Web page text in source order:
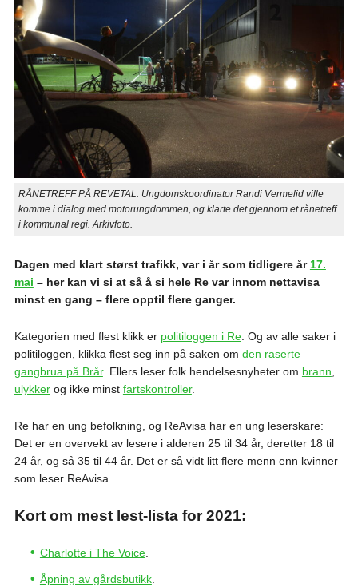
RÅNETREFF PÅ REVETAL: Ungdomskoordinator Randi Vermelid ville
komme i dialog med motorungdommen, og klarte det gjennom et rånetreff
i kommunal regi. Arkivfoto.
Dagen med klart størst trafikk, var i år som tidligere år 17.
mai – her kan vi si at så å si hele Re var innom nettavisa
minst en gang – flere opptil flere ganger.
Kategorien med flest klikk er politiloggen i Re. Og av alle saker i
politiloggen, klikka flest seg inn på saken om den raserte
gangbrua på Brår. Ellers leser folk hendelsesnyheter om brann
ulykkerog ikke minst fartskontroller.
Re har en ung befolkning, og ReAvisa har en ung leserskare:
Det er en overvekt av lesere i alderen 25 til 34 år, deretter 18 til
24 år, og så 35 til 44 år. Det er så vidt litt flere menn enn kvinner
som leser ReAvisa.
Kort om mest lest-lista for 2021:
Charlotte i The Voice.
Åpning av gårdsbutikk.